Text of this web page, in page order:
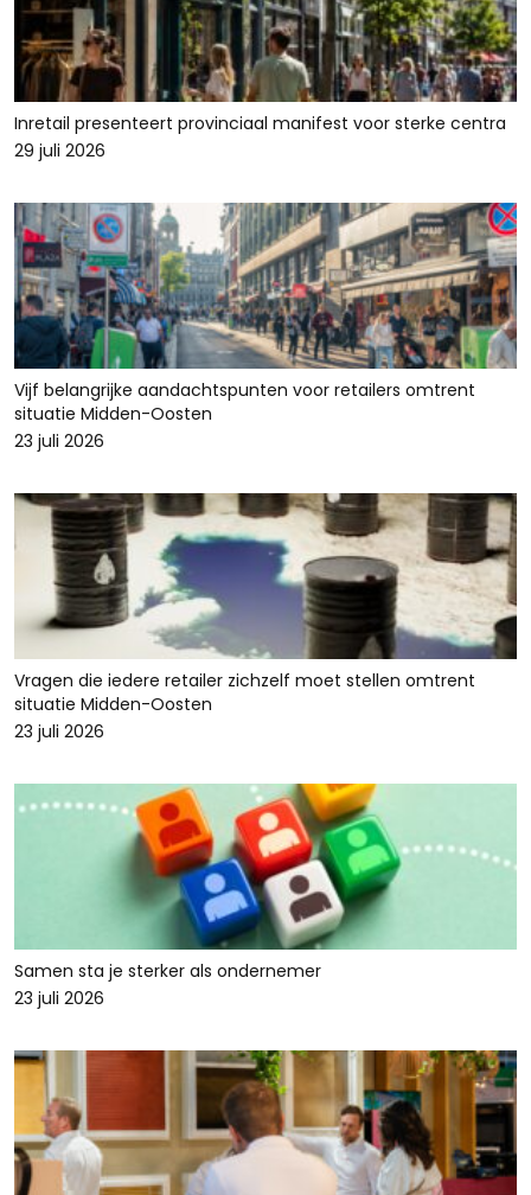
Inretail presenteert provinciaal manifest voor sterke centra
29 juli 2026
Vijf belangrijke aandachtspunten voor retailers omtrent
situatie Midden-Oosten
23 juli 2026
Vragen die iedere retailer zichzelf moet stellen omtrent
situatie Midden-Oosten
23 juli 2026
Samen sta je sterker als ondernemer
23 juli 2026